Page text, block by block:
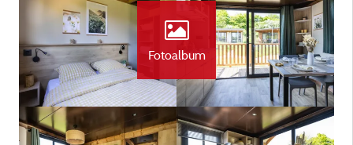
Fotoalbum